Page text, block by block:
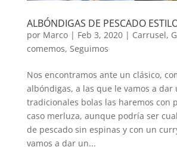
ALBÓNDIGAS DE PESCADO
por Marco| Feb 3, 2020| Carrusel,
comemos, Seguimos
Nos encontramos ante un clásico,
albóndigas, a las que le vamos a dar
tradicionales bolas las haremos con
caso merluza, aunque podría ser
de pescado sin espinas y con un
vamos a dar un...